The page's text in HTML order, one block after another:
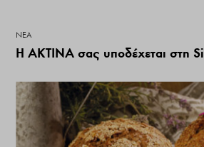
ΝΕΑ
Η ΑΚΤΙΝΑ σας υποδέχεται στη